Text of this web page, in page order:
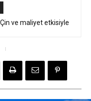
ve maliyet etkisiyle